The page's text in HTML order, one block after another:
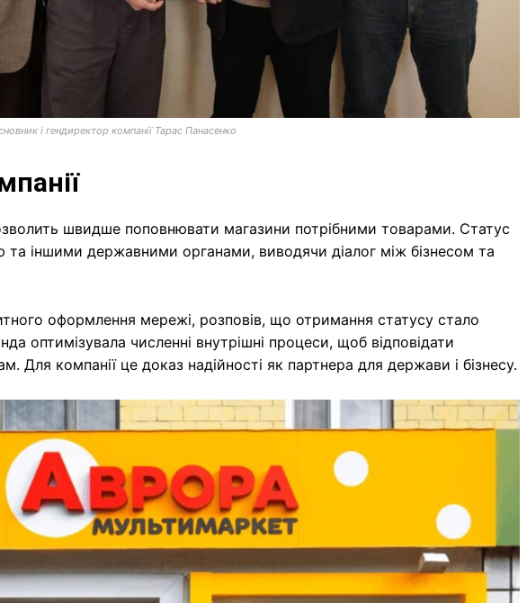
і гендиректор компанії Тарас Панасенко
швидше поповнювати магазини потрібними товарами. Статус
іншими державними органами, виводячи діалог між бізнесом та
оформлення мережі, розповів, що отримання статусу стало
оптимізувала численні внутрішні процеси, щоб відповідати
компанії це доказ надійності як партнера для держави і бізнесу.